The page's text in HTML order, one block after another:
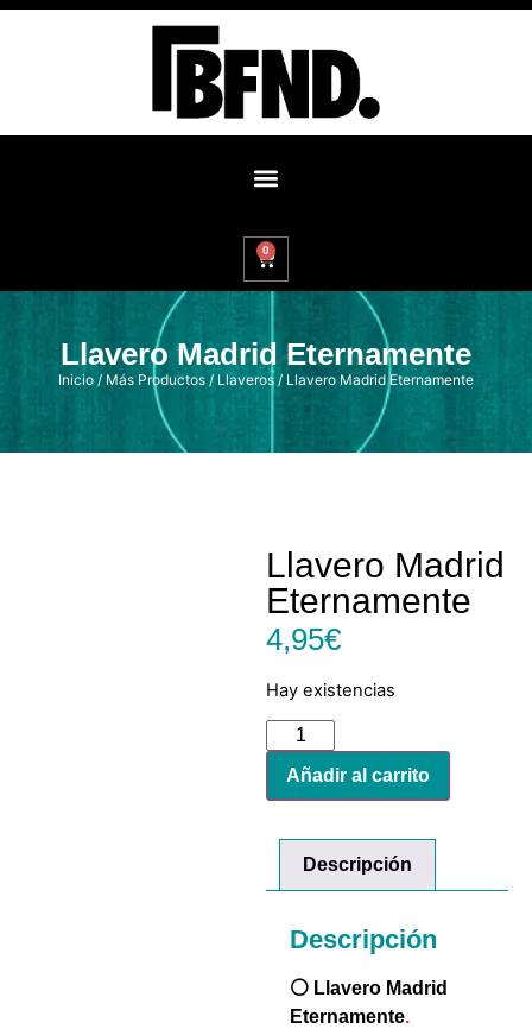
0
Llavero Madrid Eternamente
Inicio / Más Productos / Llaveros / Llavero Madrid Eternamente
Llavero Madrid
Eternamente
4,95€
Hay existencias
Añadir al carrito
Descripción
Descripción
⚪ Llavero Madrid
Eternamente.